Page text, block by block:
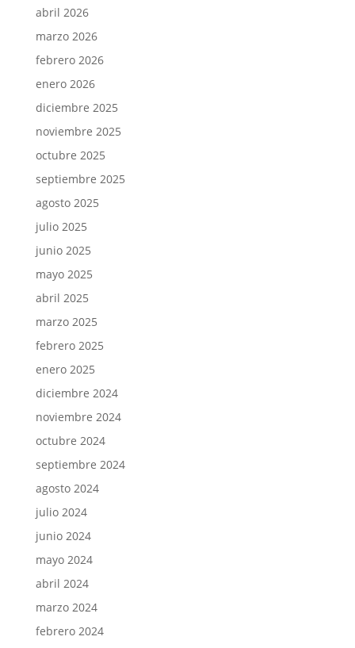
abril 2026
marzo 2026
febrero 2026
enero 2026
diciembre 2025
noviembre 2025
octubre 2025
septiembre 2025
agosto 2025
julio 2025
junio 2025
mayo 2025
abril 2025
marzo 2025
febrero 2025
enero 2025
diciembre 2024
noviembre 2024
octubre 2024
septiembre 2024
agosto 2024
julio 2024
junio 2024
mayo 2024
abril 2024
marzo 2024
febrero 2024